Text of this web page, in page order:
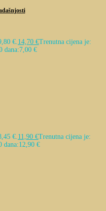
€.14,70 €Trenutna cijena je:
dana:7,00 €
€. 11,90 €Trenutna cijena je:
dana:12,90 €